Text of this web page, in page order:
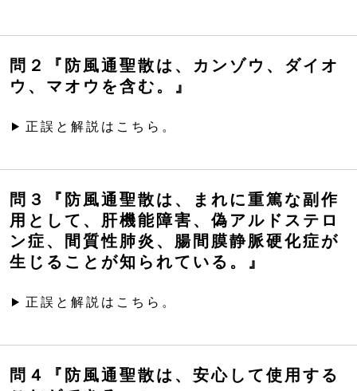
問２『防風通聖散は、カンゾウ、ダイオ
ウ、マオウを含む。』
正誤と解説はこちら。
問３『防風通聖散は、まれに重篤な副作
用として、肝機能障害、偽アルドステロ
ン症、間質性肺炎、腸間膜静脈硬化症が
生じることが知られている。』
正誤と解説はこちら。
問４『防風通聖散は、安心して使用する